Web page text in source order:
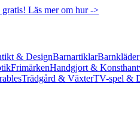
Läs mer om hur ->
& DesignBarnartiklar
FrimärkenHandgjort &
Trädgård & VäxterTV-spel &